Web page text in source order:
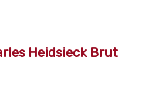
Heidsieck Brut